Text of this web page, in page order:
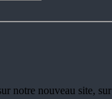
notre nouveau site, sur